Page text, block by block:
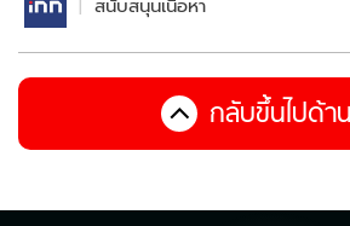
สนับสนุนเนื้อหา
กลับขึ้นไปด้า